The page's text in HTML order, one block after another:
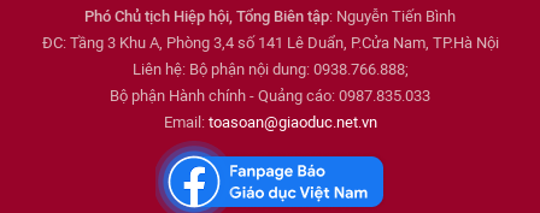
Phó Chủ tịch Hiệp hội, Tổng Biên tập: Nguyễn Tiến Bình
ĐC: Tầng 3 Khu A, Phòng 3,4 số 141 Lê Duẩn, P.Cửa Nam, TP.Hà Nội
Liên hệ: Bộ phận nội dung: 0938.766.888;
Bộ phận Hành chính - Quảng cáo: 0987.835.033
Email: toasoan@giaoduc.net.vn